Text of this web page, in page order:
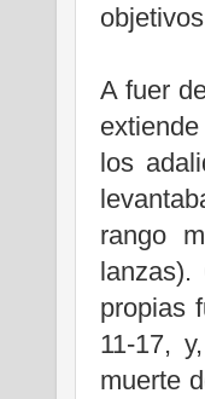
A fuer
los
rango
propias
11-17,
muerte